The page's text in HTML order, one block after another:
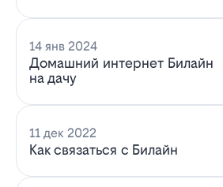
14 янв 2024
Домашний интернет Билайн
на дачу
11 дек 2022
Как связаться с Билайн